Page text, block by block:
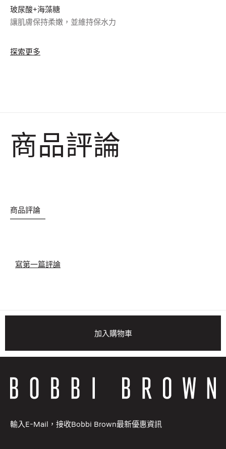
玻尿酸+海藻糖
讓肌膚保持柔嫩，並維持保水力
探索更多
商品評論
商品評論
寫第一篇評論
加入購物車
輸入E-Mail，接收Bobbi Brown最新優惠資訊